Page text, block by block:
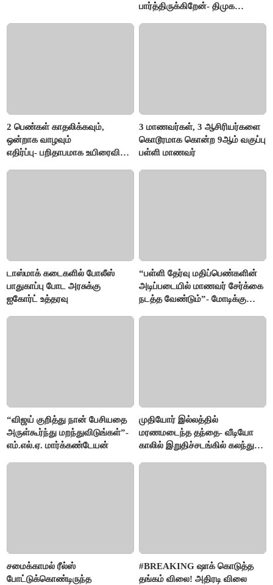
பார்த்திருக்கிறேன்- திமுக
2 பெண்கள் காதலிக்கவும்,
ஒன்றாக வாழவும்
எதிர்ப்பு- பறிதாபமாக உயிரைவிட்ட
3 மாணவர்கள், 3 ஆசிரியர்களை
கொடூரமாக கொன்ற 9ஆம் வகுப்பு
பள்ளி மாணவர்
டாஸ்மாக் கடைகளில் போலீஸ்
பாதுகாப்பு போட அரசுக்கு
ஐகோர்ட் உத்தரவு
“பள்ளி தேர்வு மதிப்பெண்களின்
அடிப்படையில் மாணவர் சேர்க்கை
நடத்த வேண்டும்”- மோடிக்கு
“விஜய் குறித்து நான் பேசியதை
அருள்கூர்ந்து மறந்துவிடுங்கள்”-
எம்.எல்.ஏ. மார்க்கண்டேயன்
முதியோர் இல்லத்தில்
மரணமடைந்த தந்தை- வீடியோ
காலில் இறுதிச்சடங்கில் கலந்து
சமைக்காமல் ரீல்ஸ்
போட்டுக்கொண்டிருந்த
#BREAKING ஷாக் கொடுத்த
தங்கம் விலை! அதிரடி விலை